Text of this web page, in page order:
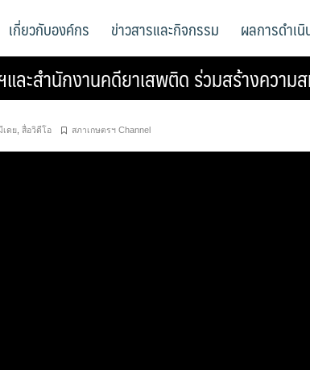
เกี่ยวกับองค์กร ข่าวสารและกิจกรรม ผลการดำเ
ละสำนักงานคดียาเสพติด ร่วมสร้างความ
เดย สื่อวิดีโอ สภาเกษตรฯ Channel